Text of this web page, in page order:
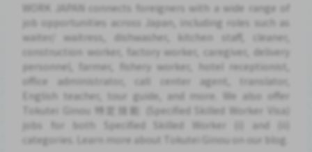
WORK JAPAN connects foreigners with a wide range of
job opportunities across Japan, including roles such as
waiter/ waitress, dishwasher, kitchen staff, cleaner,
construction worker, factory worker, caregiver, delivery
personnel, farmer, fishery worker, hotel receptionist,
office administrator, call center agent, translator,
English teacher, tour guide, and more. We also offer
Tokutei Ginou 特定技能 (Specified Skilled Worker Visa)
jobs for both Specified Skilled Worker (i) and (ii)
categories. Learn more about Tokutei Ginou on our blog.